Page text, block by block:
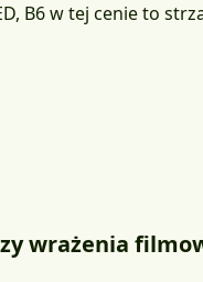
B6 w tej cenie to
wrażenia